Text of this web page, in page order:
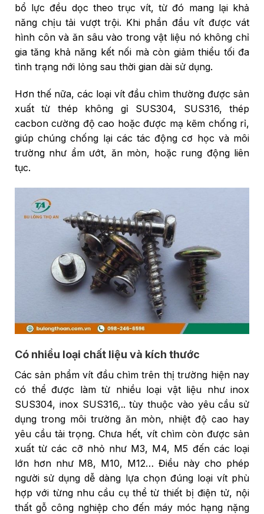
bổ lực đều dọc theo trục vít, từ đó mang lại khả
năng chịu tải vượt trội. Khi phần đầu vít được vát
hình côn và ăn sâu vào trong vật liệu nó không chỉ
gia tăng khả năng kết nối mà còn giảm thiểu tối đa
tình trạng nới lỏng sau thời gian dài sử dụng.
Hơn thế nữa, các loại vít đầu chìm thường được sản
xuất từ thép không gỉ SUS304, SUS316, thép
cacbon cường độ cao hoặc được mạ kẽm chống rỉ,
giúp chúng chống lại các tác động cơ học và môi
trường như ẩm ướt, ăn mòn, hoặc rung động liên
tục.
Có nhiều loại chất liệu và kích thước
Các sản phẩm vít đầu chìm trên thị trường hiện nay
có thể được làm từ nhiều loại vật liệu như inox
SUS304, inox SUS316,.. tùy thuộc vào yêu cầu sử
dụng trong môi trường ăn mòn, nhiệt độ cao hay
yêu cầu tải trọng. Chưa hết, vít chìm còn được sản
xuất từ các cỡ nhỏ như M3, M4, M5 đến các loại
lớn hơn như M8, M10, M12… Điều này cho phép
người sử dụng dễ dàng lựa chọn đúng loại vít phù
hợp với từng nhu cầu cụ thể từ thiết bị điện tử, nội
thất gỗ công nghiệp cho đến máy móc hạng nặng